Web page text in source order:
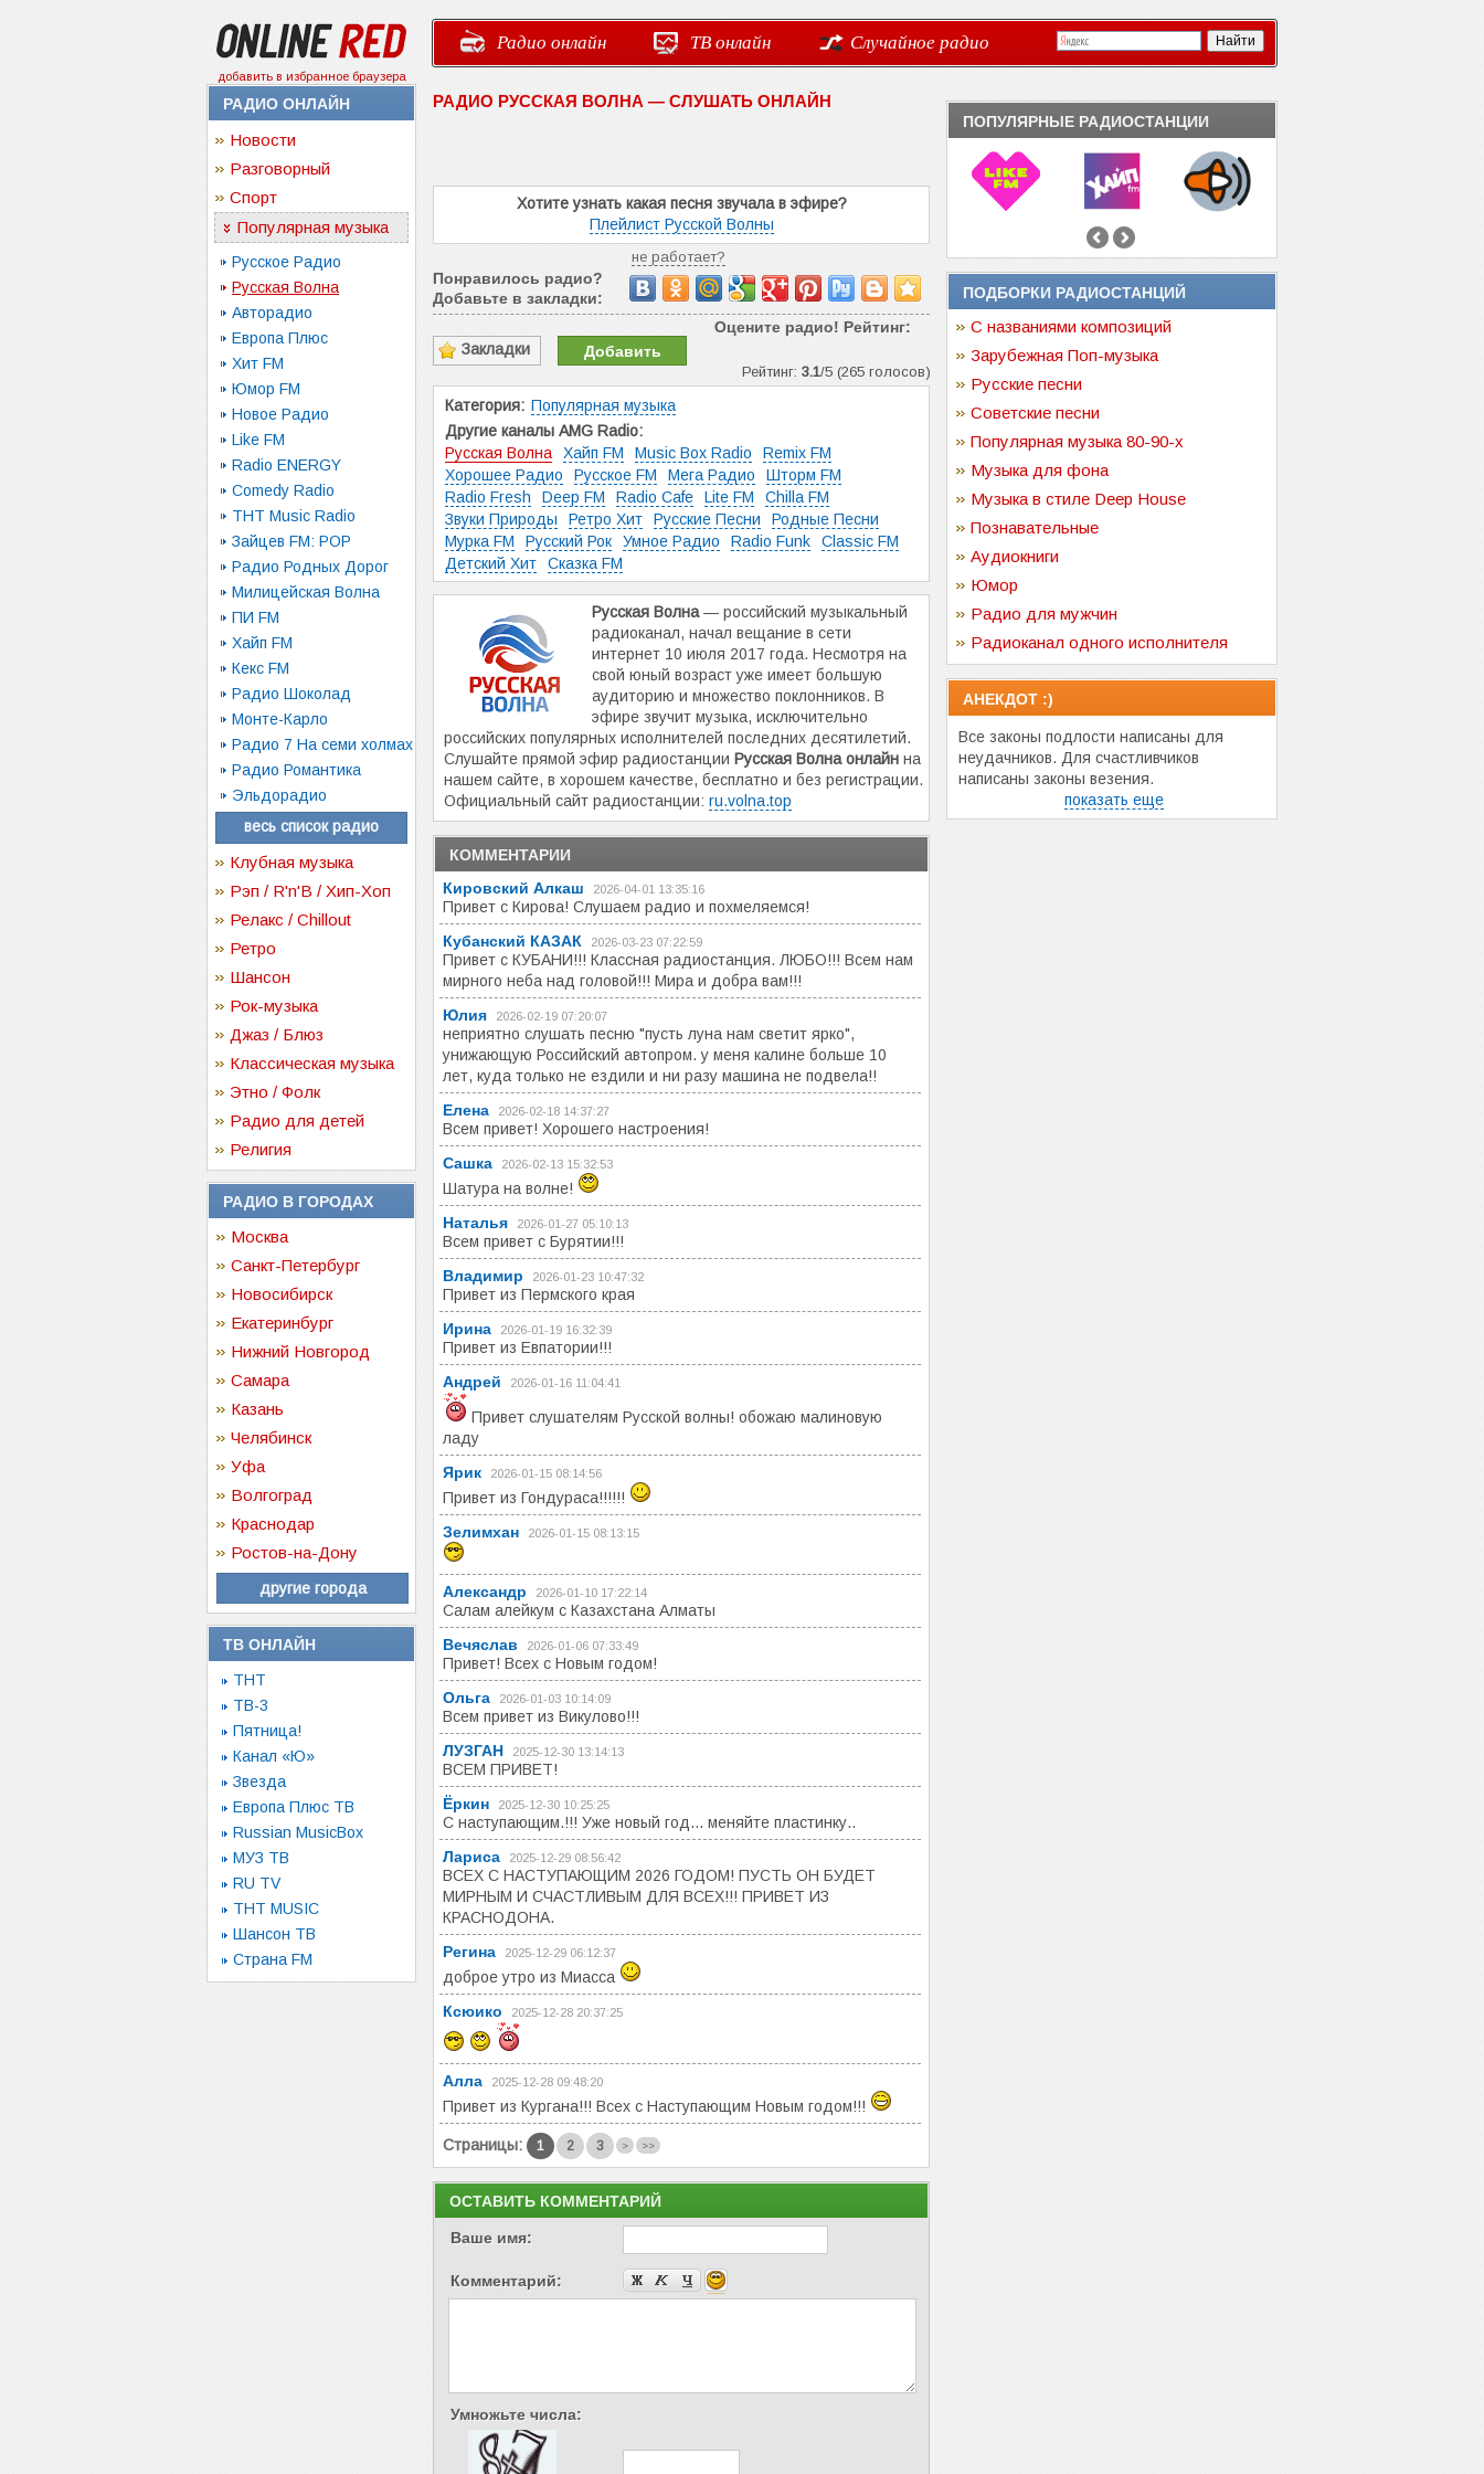
добавить в избранное браузера
Радио онлайн ТВ онлайн Случайное радио
РАДИО ОНЛАЙН
Новости
Разговорный
Спорт
Популярная музыка
Русское Радио
Русская Волна
Авторадио
Европа Плюс
Хит FM
Юмор FM
Новое Радио
Like FM
Radio ENERGY
Comedy Radio
ТНТ Music Radio
Зайцев FM: POP
Радио Родных Дорог
Милицейская Волна
ПИ FM
Хайп FM
Кекс FM
Радио Шоколад
Монте-Карло
Радио 7 На семи холмах
Радио Романтика
Эльдорадио
весь список радио
Клубная музыка
Рэп / R'n'B / Хип-Хоп
Релакс / Chillout
Ретро
Шансон
Рок-музыка
Джаз / Блюз
Классическая музыка
Этно / Фолк
Радио для детей
Религия
РАДИО В ГОРОДАХ
Москва
Санкт-Петербург
Новосибирск
Екатеринбург
Нижний Новгород
Самара
Казань
Челябинск
Уфа
Волгоград
Краснодар
Ростов-на-Дону
другие города
ТВ ОНЛАЙН
ТНТ
ТВ-3
Пятница!
Канал «Ю»
Звезда
Европа Плюс ТВ
Russian MusicBox
МУЗ ТВ
RU TV
ТНТ MUSIC
Шансон ТВ
Страна FM
РАДИО РУССКАЯ ВОЛНА — СЛУШАТЬ ОНЛАЙН
Хотите узнать какая песня звучала в эфире?
Плейлист Русской Волны
не работает?
Понравилось радио?
Добавьте в закладки:
Оцените радио! Рейтинг:
Рейтинг: 3.1/5 (265 голосов)
Закладки Добавить
Категория: Популярная музыка
Другие каналы AMG Radio:
Русская Волна
Хайп FM Music Box Radio
Remix FM
Хорошее Радио
Русское FM Мега Радио
Шторм FM
Radio Fresh
Deep FM Radio Cafe Lite FM
Chilla FM
Звуки Природы
Ретро Хит Русские Песни
Родные Песни
Мурка FM
Русский Рок Умное Радио Radio Funk
Classic FM
Детский Хит
Сказка FM
Русская Волна— российский музыкальный
радиоканал, начал вещание в сети
интернет 10 июля 2017 года. Несмотря на
свой юный возраст уже имеет большую
аудиторию и множество поклонников. В
эфире звучит музыка, исключительно
российских популярных исполнителей последних десятилетий.
Слушайте прямой эфир радиостанции Русская Волна онлайн на
нашем сайте, в хорошем качестве, бесплатно и без регистрации.
Официальный сайт радиостанции: ru.volna.top
КОММЕНТАРИИ
Кировский Алкаш
2026-04-01 13:35:16
Привет с Кирова! Слушаем радио и похмеляемся!
Кубанский КАЗАК
2026-03-23 07:22:59
Привет с КУБАНИ!!! Классная радиостанция. ЛЮБО!!! Всем нам
мирного неба над головой!!! Мира и добра вам!!!
Юлия
2026-02-19 07:20:07
неприятно слушать песню "пусть луна нам светит ярко",
унижающую Российский автопром. у меня калине больше 10
лет, куда только не ездили и ни разу машина не подвела!!
Елена
2026-02-18 14:37:27
Всем привет! Хорошего настроения!
Сашка
2026-02-13 15:32:53
Шатура на волне!
Наталья
2026-01-27 05:10:13
Всем привет с Бурятии!!!
Владимир
2026-01-23 10:47:32
Привет из Пермского края
Ирина
2026-01-19 16:32:39
Привет из Евпатории!!!
Андрей
2026-01-16 11:04:41
Привет слушателям Русской волны! обожаю малиновую
ладу
Ярик
2026-01-15 08:14:56
Привет из Гондураса!!!!!!
Зелимхан
2026-01-15 08:13:15
Александр 2026-01-10 17:22:14
Салам алейкум с Казахстана Алматы
Вечяслав
2026-01-06 07:33:49
Привет! Всех с Новым годом!
Ольга
2026-01-03 10:14:09
Всем привет из Викулово!!!
ЛУЗГАН
2025-12-30 13:14:13
ВСЕМ ПРИВЕТ!
Ёркин
2025-12-30 10:25:25
С наступающим.!!! Уже новый год... меняйте пластинку..
Лариса
2025-12-29 08:56:42
ВСЕХ С НАСТУПАЮЩИМ 2026 ГОДОМ! ПУСТЬ ОН БУДЕТ
МИРНЫМ И СЧАСТЛИВЫМ ДЛЯ ВСЕХ!!! ПРИВЕТ ИЗ
КРАСНОДОНА.
Регина
2025-12-29 06:12:37
доброе утро из Миасса
Ксюико
2025-12-28 20:37:25
Алла 2025-12-28 09:48:20
Привет из Кургана!!! Всех с Наступающим Новым годом!!!
Страницы: 1 2 3 > >>
ОСТАВИТЬ КОММЕНТАРИЙ
Ваше имя:
Комментарий:
Умножьте числа:
ПОПУЛЯРНЫЕ РАДИОСТАНЦИИ
ПОДБОРКИ РАДИОСТАНЦИЙ
С названиями композиций
Зарубежная Поп-музыка
Русские песни
Советские песни
Популярная музыка 80-90-х
Музыка для фона
Музыка в стиле Deep House
Познавательные
Аудиокниги
Юмор
Радио для мужчин
Радиоканал одного исполнителя
АНЕКДОТ :)
Все законы подлости написаны для
неудачников. Для счастливчиков
написаны законы везения.
показать еще